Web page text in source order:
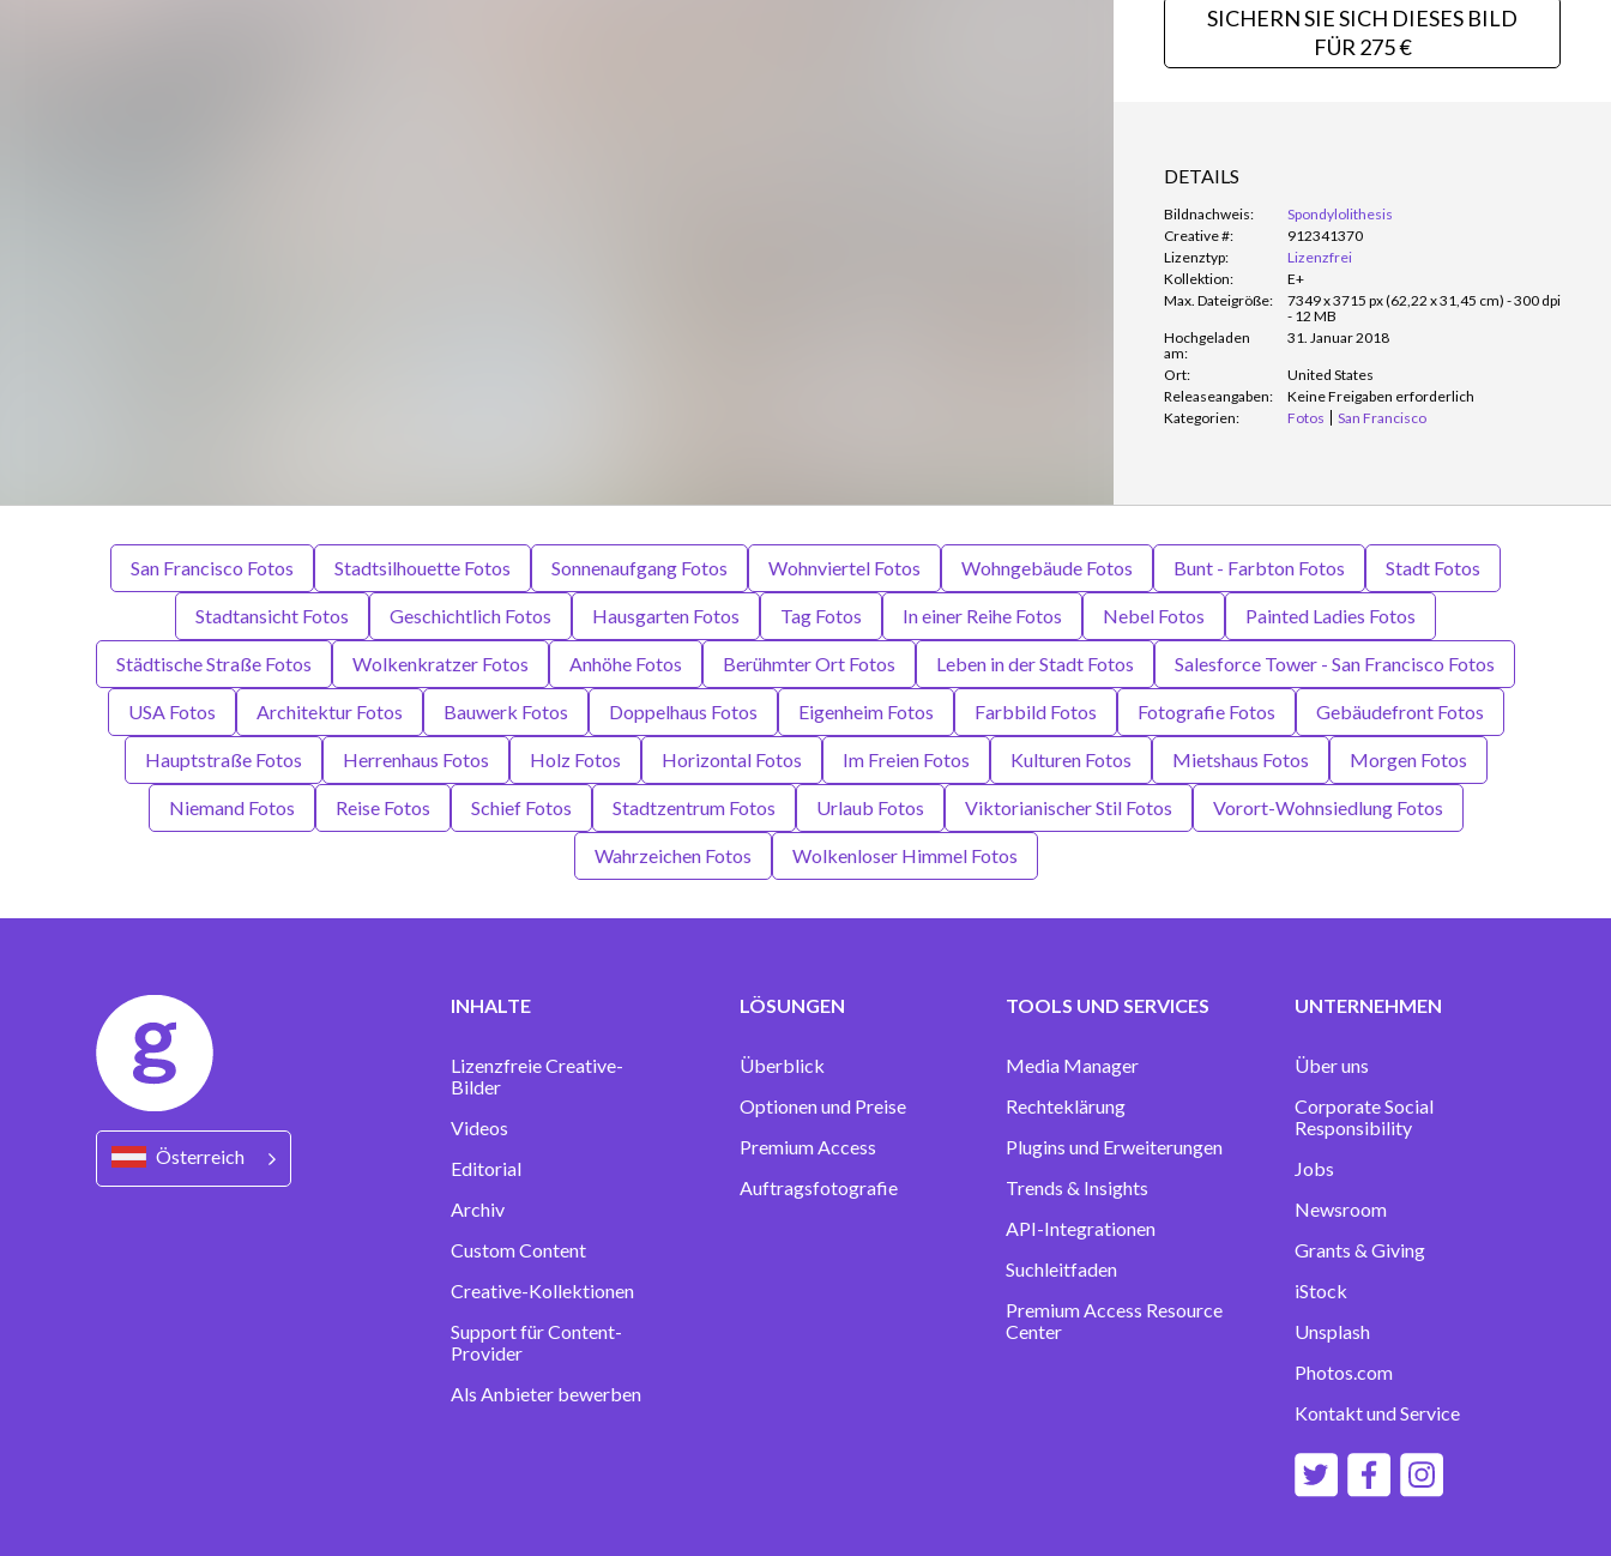
SICHERN SIE SICH DIESES BILD
FÜR 275 €
DETAILS
Bildnachweis:
Spondylolithesis
Creative #:
912341370
Lizenztyp:
Lizenzfrei
Kollektion:
E+
Max. Dateigröße:
7349 x 3715 px (62,22 x 31,45 cm) - 300 dpi
- 12 MB
Hochgeladen
am:
31. Januar 2018
Ort:
United States
Releaseangaben:
Keine Freigaben erforderlich
Kategorien:
Fotos San Francisco
San Francisco Fotos Stadtsilhouette Fotos Sonnenaufgang Fotos Wohnviertel Fotos Wohngebäude Fotos Bunt - Farbton Fotos Stadt Fotos
Stadtansicht Fotos Geschichtlich Fotos Hausgarten Fotos Tag Fotos In einer Reihe Fotos Nebel Fotos Painted Ladies Fotos
Städtische Straße Fotos Wolkenkratzer Fotos Anhöhe Fotos Berühmter Ort Fotos Leben in der Stadt Fotos Salesforce Tower - San Francisco Fotos
USA Fotos Architektur Fotos Bauwerk Fotos Doppelhaus Fotos Eigenheim Fotos Farbbild Fotos Fotografie Fotos Gebäudefront Fotos
Hauptstraße Fotos Herrenhaus Fotos Holz Fotos Horizontal Fotos Im Freien Fotos Kulturen Fotos Mietshaus Fotos Morgen Fotos
Niemand Fotos Reise Fotos Schief Fotos Stadtzentrum Fotos Urlaub Fotos Viktorianischer Stil Fotos Vorort-Wohnsiedlung Fotos
Wahrzeichen Fotos Wolkenloser Himmel Fotos
Österreich
INHALTE
Lizenzfreie Creative-
Bilder
Videos
Editorial
Archiv
Custom Content
Creative-Kollektionen
Support für Content-
Provider
Als Anbieter bewerben
LÖSUNGEN
Überblick
Optionen und Preise
Premium Access
Auftragsfotografie
TOOLS UND SERVICES
Media Manager
Rechteklärung
Plugins und Erweiterungen
Trends & Insights
API-Integrationen
Suchleitfaden
Premium Access Resource
Center
UNTERNEHMEN
Über uns
Corporate Social
Responsibility
Jobs
Newsroom
Grants & Giving
iStock
Unsplash
Photos.com
Kontakt und Service